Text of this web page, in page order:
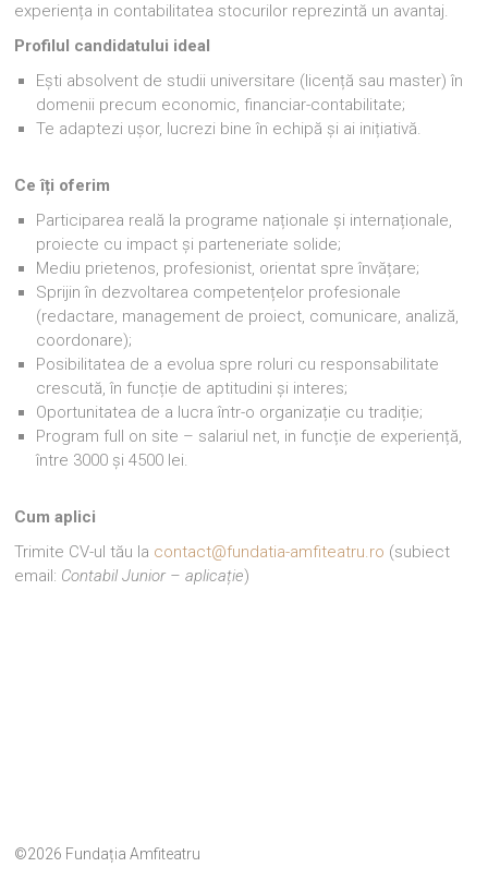
experiența in contabilitatea stocurilor reprezintă un avantaj.
Profilul candidatului ideal
Ești absolvent de studii universitare (licență sau master) în
domenii precum economic, financiar-contabilitate;
Te adaptezi ușor, lucrezi bine în echipă și ai inițiativă.
Ce îți oferim
Participarea reală la programe naționale și internaționale,
proiecte cu impact și parteneriate solide;
Mediu prietenos, profesionist, orientat spre învățare;
Sprijin în dezvoltarea competențelor profesionale
(redactare, management de proiect, comunicare, analiză,
coordonare);
Posibilitatea de a evolua spre roluri cu responsabilitate
crescută, în funcție de aptitudini și interes;
Oportunitatea de a lucra într-o organizație cu tradiție;
Program full on site – salariul net, in funcție de experiență,
între 3000 și 4500 lei.
Cum aplici
Trimite CV-ul tău la contact@fundatia-amfiteatru.ro (subiect
email: Contabil Junior – aplicație)
©2026 Fundația Amfiteatru